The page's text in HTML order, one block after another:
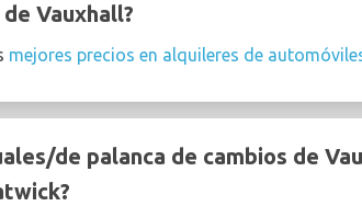
Vauxhall?
mejores precios en alquileres de
de palanca de cambios de